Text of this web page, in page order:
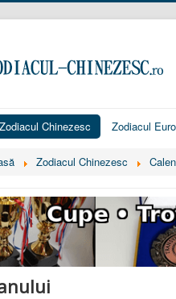
Zodiacul Chinezesc Zodiacul
Zodiacul Chinezesc